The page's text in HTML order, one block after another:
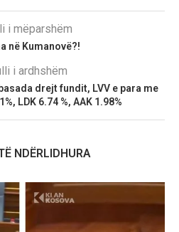
i mëparshëm
në Kumanovë?!
i ardhshëm
drejt fundit, LVV e para me
LDK 6.74 %, AAK 1.98%
NDËRLIDHURA